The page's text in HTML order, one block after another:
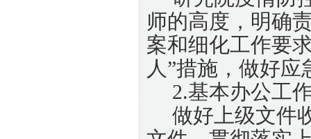
师的高度，明确
案和细化工作要
人”措施，做好
2.基本办公工
做好上级文件